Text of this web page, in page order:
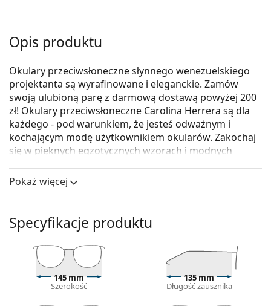
Opis produktu
Okulary przeciwsłoneczne słynnego wenezuelskiego
projektanta są wyrafinowane i eleganckie. Zamów
swoją ulubioną parę z darmową dostawą powyżej 200
zł! Okulary przeciwsłoneczne Carolina Herrera są dla
każdego - pod warunkiem, że jesteś odważnym i
kochającym modę użytkownikiem okularów. Zakochaj
się w pięknych egzotycznych wzorach i modnych
dla siebie.
Oprawka okularów
Brązowy kolor oprawek doskonale pasuje do
ciepłego odcienia skóry oraz do jasnobrązowych,
czarnych lub ciemnoblond włosów.
Kwadratowe oprawki okularów przeciwsłonecznych
Pokaż więcej
Specyfikacje produktu
145 mm
Szerokość
135 mm
Długość zausznika